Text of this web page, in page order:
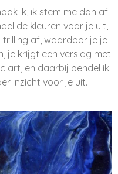
ik, ik stem me dan af
de kleuren voor je uit,
af, waardoor je je
je krijgt een verslag met
art, en daarbij pendel ik
inzicht voor je uit.